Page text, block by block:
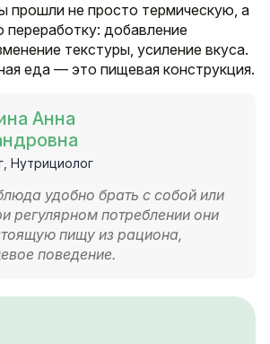
прошли не просто термическую, а
переработку: добавление
текстуры, усиление вкуса.
еда — это пищевая конструкция.
Анна
Нутрициолог
удобно брать с собой или
регулярном потреблении они
пищу из рациона,
поведение.